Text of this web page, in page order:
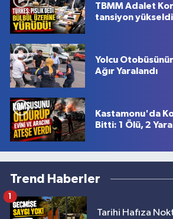
TBMM Adalet
tansiyon yükseldi
Yolcu
Ağır Yaralandı
Kastamonu'da
Bitti: 1 Ölü, 2
Trend Haberler
Tarihi Hafıza
1